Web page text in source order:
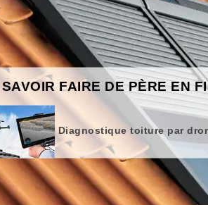
FAIRE DE PÈRE EN
Diagnostique toiture par